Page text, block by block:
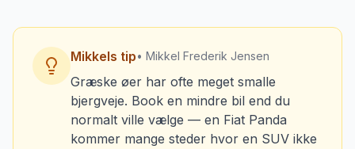
Mikkels tip• Mikkel Frederik Jensen
Græske øer har ofte meget smalle
bjergveje. Book en mindre bil end du
normalt ville vælge — en Fiat Panda
kommer mange steder hvor en SUV ikke